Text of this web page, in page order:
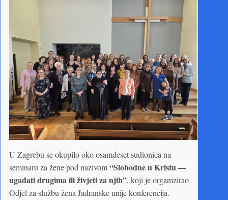
U Zagrebu se okupilo oko osamdeset sudionica na
seminaru za žene pod nazivom“Slobodne u Kristu —
ugađati drugima ili živjeti za njih”, koji je organizirao
Odjel za službu žena Jadranske unije konferencija.